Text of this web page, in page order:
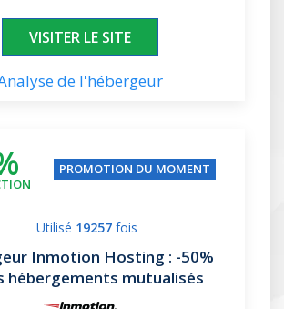
XXXXXX
VISITER LE SITE
de l'hébergeur
PROMOTION DU MOMENT
Utilisé 19257 fois
Inmotion Hosting : -50%
hébergements mutualisés